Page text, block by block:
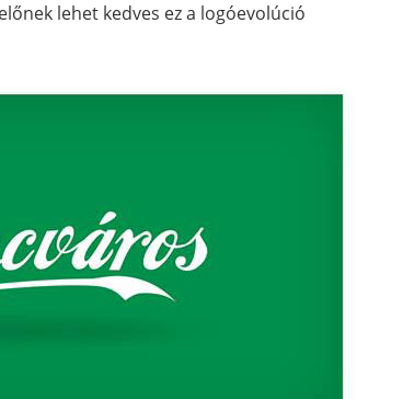
lehet kedves ez a logóevolúció